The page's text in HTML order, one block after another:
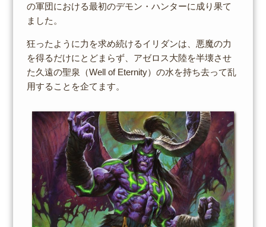
の軍団における最初のデモン・ハンターに成り果て
ました。
狂ったように力を求め続けるイリダンは、悪魔の力
を得るだけにとどまらず、アゼロス大陸を半壊させ
た久遠の聖泉（Well of Eternity）の水を持ち去って乱
用することを企てます。